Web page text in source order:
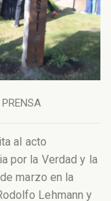
PRENSA
al acto
por la Verdad y la
marzo en la
Lehmann y